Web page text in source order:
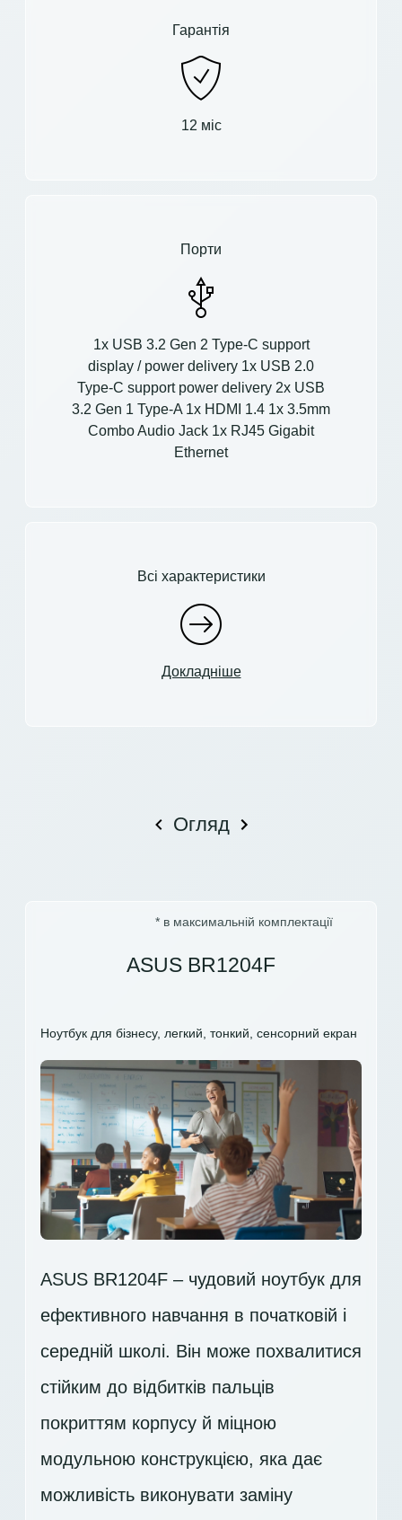
Гарантія
12 міс
Порти
1x USB 3.2 Gen 2 Type-C support
display / power delivery 1x USB 2.0
Type-C support power delivery 2x USB
3.2 Gen 1 Type-A 1x HDMI 1.4 1x 3.5mm
Combo Audio Jack 1x RJ45 Gigabit
Ethernet
Всі характеристики
Докладніше
Огляд
* в максимальній комплектації
ASUS BR1204F
Ноутбук для бізнесу, легкий, тонкий, сенсорний екран
ASUS BR1204F – чудовий ноутбук для
ефективного навчання в початковій і
середній школі. Він може похвалитися
стійким до відбитків пальців
покриттям корпусу й міцною
модульною конструкцією, яка дає
можливість виконувати заміну